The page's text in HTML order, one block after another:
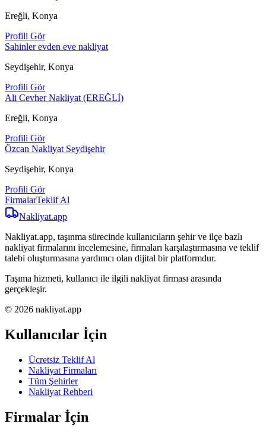
Ereğli, Konya
Profili Gör
Sahinler evden eve nakliyat
Seydişehir, Konya
Profili Gör
Ali Cevher Nakliyat (EREĞLİ)
Ereğli, Konya
Profili Gör
Özcan Nakliyat Seydişehir
Seydişehir, Konya
Profili Gör
FirmalarTeklif Al
Nakliyat.app
Nakliyat.app, taşınma sürecinde kullanıcıların şehir ve ilçe bazlı
nakliyat firmalarını incelemesine, firmaları karşılaştırmasına ve teklif
talebi oluşturmasına yardımcı olan dijital bir platformdur.
Taşıma hizmeti, kullanıcı ile ilgili nakliyat firması arasında
gerçekleşir.
© 2026 nakliyat.app
Kullanıcılar İçin
Ücretsiz Teklif Al
Nakliyat Firmaları
Tüm Şehirler
Nakliyat Rehberi
Firmalar İçin